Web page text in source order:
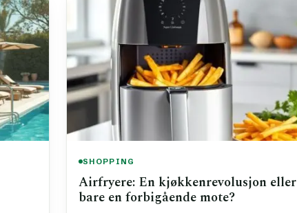
SHOPPING
Airfryere: En kjøkkenrevolusjon eller
bare en forbigående mote?